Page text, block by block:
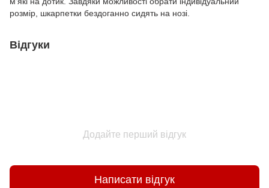
розмір, шкарпетки бездоганно сидять на нозі.
Відгуки
Додайте перший відгук
Написати відгук